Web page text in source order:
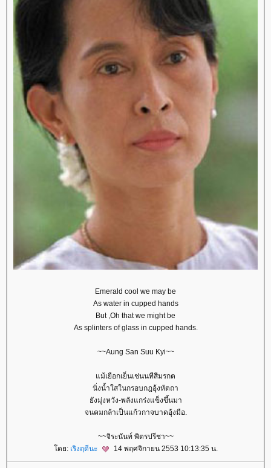
Emerald cool we may be
As water in cupped hands
But ,Oh that we might be
As splinters of glass in cupped hands.
~~Aung San Suu Kyi~~
ม้เยือกเย็นเช่นนทีสีมรกต
นิ่งน้ำใสในกรอบกฎอุ้งหัตถา
ังมุ่งหวัง-พลังแกร่งแข็งขึ้นมา
จนคมกล้าเป็นแก้วกาจบาดอุ้งมือ.
~~จิระนันท์ พิตรปรีชา~~
ดย: เริงฤดีนะ 14 พฤศจิกายน 2553 10:13:35 น.